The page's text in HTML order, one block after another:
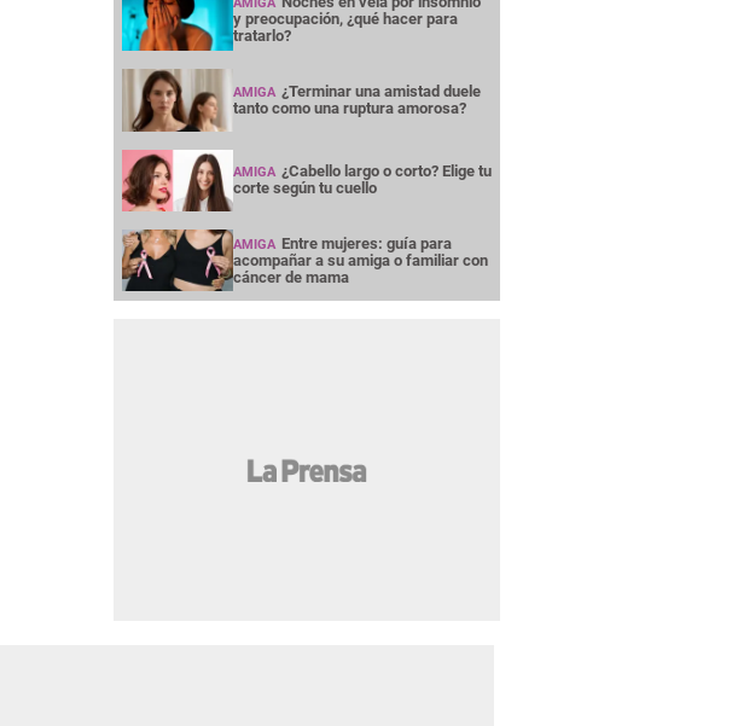
AMIGA
y preocupación, ¿qué hacer para
tratarlo?
AMIGA ¿Terminar una amistad duele
tanto como una ruptura amorosa?
AMIGA ¿Cabello largo o corto? Elige tu
corte según tu cuello
AMIGA Entre mujeres: guía para
acompañar a su amiga o familiar con
cáncer de mama